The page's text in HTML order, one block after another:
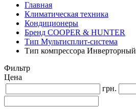
Главная
Климатическая техника
Кондиционеры
Бренд COOPER & HUNTER
Тип Мультисплит-система
Тип компрессора Инверторный
Фильтр
Цена
грн.